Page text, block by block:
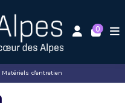
0
Matériels d'entretien